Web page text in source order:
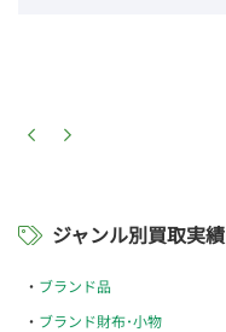
ジャンル別買取実績
ブランド品
ブランド財布･小物